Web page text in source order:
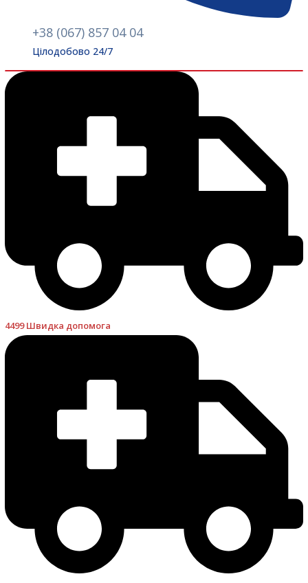
+38 (067) 857 04 04
Цілодобово 24/7
4499 Швидка допомога